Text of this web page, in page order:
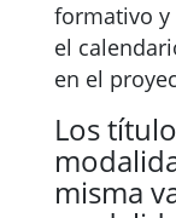
formativo
el
en el
Los
misma